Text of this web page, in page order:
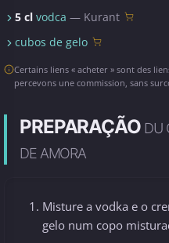
5 clvodca — Kurant
cubos de gelo
Certains liens « acheter » sont des
percevons une commission, sans
PREPARAÇÃO DU
DE AMORA
Misture a vodka e o
gelo num copo